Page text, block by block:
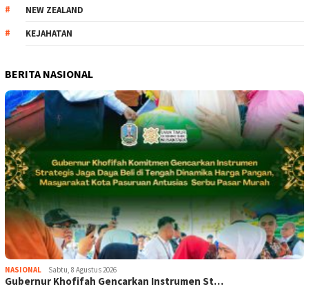
NEW ZEALAND
KEJAHATAN
BERITA NASIONAL
NASIONAL Sabtu, 8 Agustus 2026
Gubernur Khofifah Gencarkan Instrumen St…